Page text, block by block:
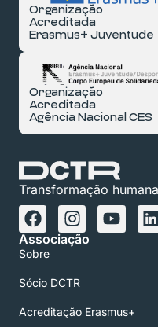
Organização
Acreditada
Erasmus+ Juventude
Organização
Acreditada
Agência Nacional CES
Transformação
Associação
Sobre
Sócio DCTR
Acreditação Erasmus+